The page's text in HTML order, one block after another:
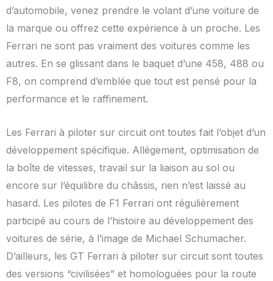
d’automobile, venez prendre le volant d’une voiture de
la marque ou offrez cette expérience à un proche. Les
Ferrari ne sont pas vraiment des voitures comme les
autres. En se glissant dans le baquet d’une 458, 488 ou
F8, on comprend d’emblée que tout est pensé pour la
performance et le raffinement.
Les Ferrari à piloter sur circuit ont toutes fait l’objet d’un
développement spécifique. Allégement, optimisation de
la boîte de vitesses, travail sur la liaison au sol ou
encore sur l’équilibre du châssis, rien n’est laissé au
hasard. Les pilotes de F1 Ferrari ont régulièrement
participé au cours de l’histoire au développement des
voitures de série, à l’image de Michael Schumacher.
D’ailleurs, les GT Ferrari à piloter sur circuit sont toutes
des versions “civilisées” et homologuées pour la route